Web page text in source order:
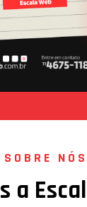
SOBRE NÓS
s a Escal